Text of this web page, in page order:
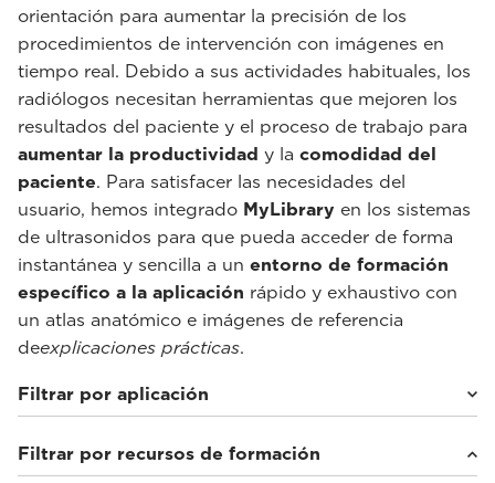
orientación para aumentar la precisión de los
procedimientos de intervención con imágenes en
tiempo real. Debido a sus actividades habituales, los
radiólogos necesitan herramientas que mejoren los
resultados del paciente y el proceso de trabajo para
aumentar la productividad y la comodidad del
paciente. Para satisfacer las necesidades del
usuario, hemos integrado MyLibrary en los sistemas
de ultrasonidos para que pueda acceder de forma
instantánea y sencilla a un entorno de formación
específico a la aplicación rápido y exhaustivo con
un atlas anatómico e imágenes de referencia
deexplicaciones prácticas.
Filtrar por aplicación
Cardiovascular(5)
Estudios de imagen en general(33)
Filtrar por recursos de formación